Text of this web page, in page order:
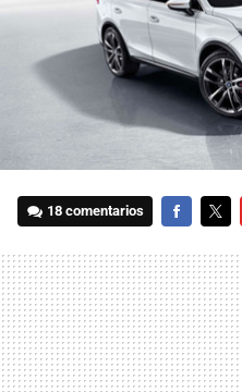
18 comentarios